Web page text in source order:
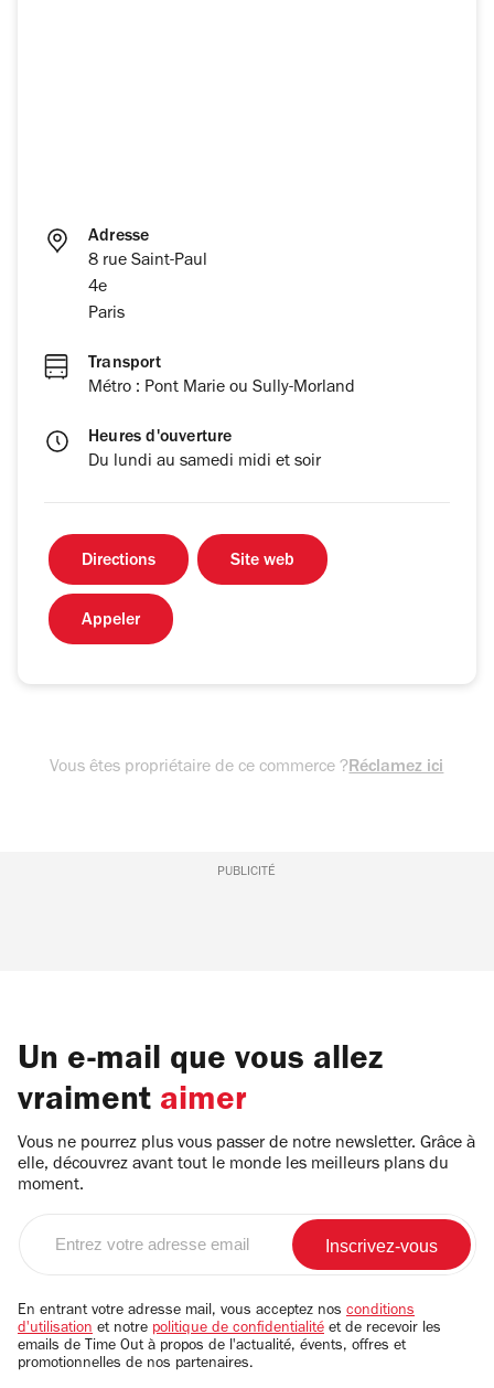
Adresse
8 rue Saint-Paul
4e
Paris
Transport
Métro : Pont Marie ou Sully-Morland
Heures d'ouverture
Du lundi au samedi midi et soir
Directions Site web
Appeler
Vous êtes propriétaire de ce commerce ?Réclamez ici
PUBLICITÉ
Un e-mail que vous allez
vraiment aimer
Vous ne pourrez plus vous passer de notre newsletter. Grâce à
elle, découvrez avant tout le monde les meilleurs plans du
moment.
email
En entrant votre adresse mail, vous acceptez nos conditions
d'utilisation et notre politique de confidentialité et de recevoir les
emails de Time Out à propos de l'actualité, évents, offres et
promotionnelles de nos partenaires.